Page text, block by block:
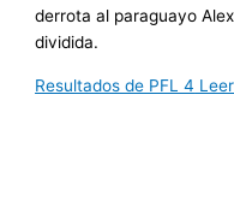
derrota al paraguayo
dividida.
Resultados de PFL 4